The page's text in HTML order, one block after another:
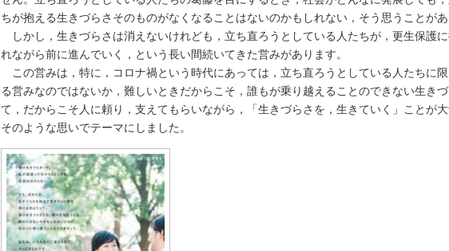
ちが抱える生きづらさそのものがなくなることはないのかもしれない，そう思うことがあ
しかし，生きづらさは消えないけれども，立ち直ろうとしている人たちが，更生保護
れながら前に進んでいく，という長い間続いてきた営みがあります。
この営みは，特に，コロナ禍という時代にあっては，立ち直ろうとしている人たちに
る営みなのではないか，難しいときだからこそ，誰もが乗り越えることのできない生き
て，だからこそ人に頼り，支えてもらいながら，「生きづらさを，生きていく」ことが
そのような思いでテーマにしました。